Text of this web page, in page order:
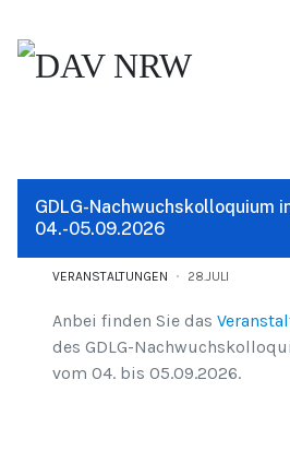
GDLG-Nachwuchskolloquium
04.-05.09.2026
VERANSTALTUNGEN 28.JULI
Anbei finden Sie das
des GDLG-
vom 04. bis 05.09.2026.